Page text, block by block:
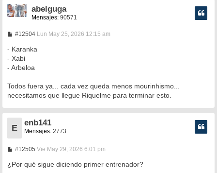
abelguga
Mensajes: 90571
#12504M
n
Lun May 25, 2026 12:15 am
- Karanka
- Xabi
- Arbeloa
Todos fuera ya... cada vez queda menos mourinhismo...
necesitamos que llegue Riquelme para terminar esto.
E
enb141
Mensajes: 2773
#12505M
n
Vie May 29, 2026 6:01 pm
¿Por qué sigue diciendo primer entrenador?